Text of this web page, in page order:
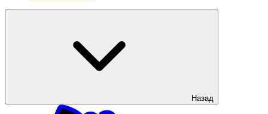
Назад